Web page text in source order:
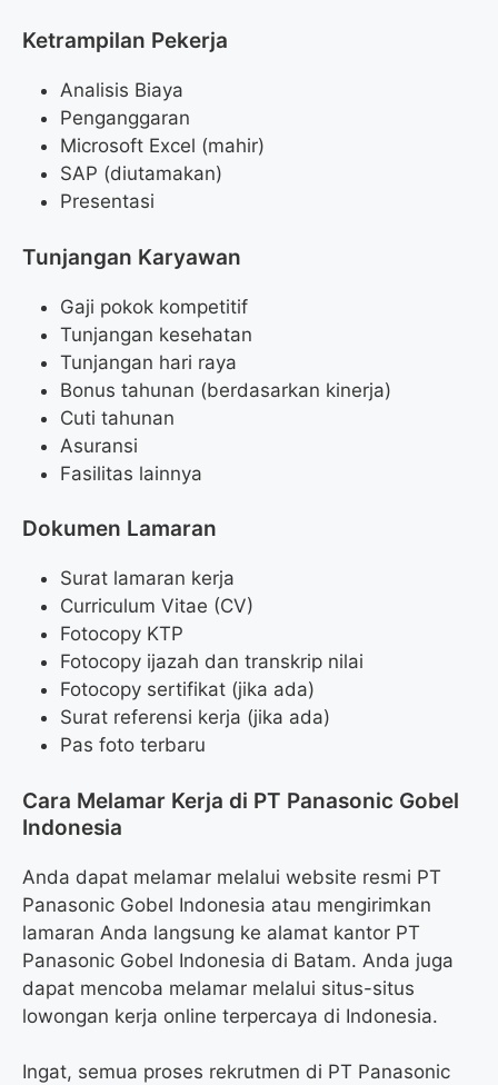
Ketrampilan Pekerja
Analisis Biaya
Penganggaran
Microsoft Excel (mahir)
SAP (diutamakan)
Presentasi
Tunjangan Karyawan
Gaji pokok kompetitif
Tunjangan kesehatan
Tunjangan hari raya
Bonus tahunan (berdasarkan kinerja)
Cuti tahunan
Asuransi
Fasilitas lainnya
Dokumen Lamaran
Surat lamaran kerja
Curriculum Vitae (CV)
Fotocopy KTP
Fotocopy ijazah dan transkrip nilai
Fotocopy sertifikat (jika ada)
Surat referensi kerja (jika ada)
Pas foto terbaru
Cara Melamar Kerja di PT Panasonic Gobel
Indonesia
Anda dapat melamar melalui website resmi PT
Panasonic Gobel Indonesia atau mengirimkan
lamaran Anda langsung ke alamat kantor PT
Panasonic Gobel Indonesia di Batam. Anda juga
dapat mencoba melamar melalui situs-situs
lowongan kerja online terpercaya di Indonesia.
Ingat, semua proses rekrutmen di PT Panasonic